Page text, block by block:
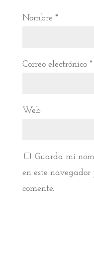
Nombre *
Correo electrónico *
Web
Guarda mi
en este
comente.